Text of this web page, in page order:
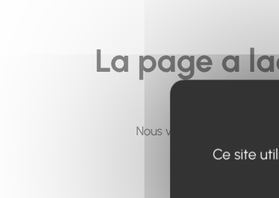
La page a
Nous vous invitons à
Ce site